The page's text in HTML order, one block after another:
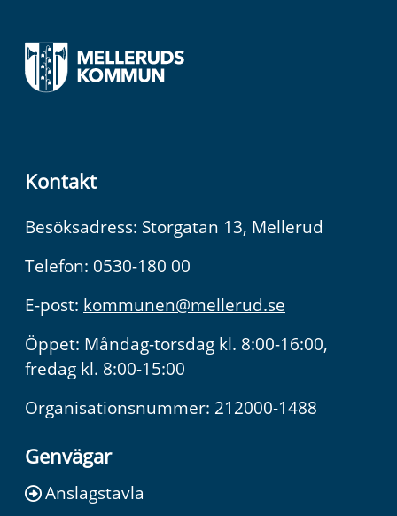
Kontakt
Besöksadress: Storgatan 13, Mellerud
Telefon: 0530-180 00
E-post: kommunen@mellerud.se
Öppet: Måndag-torsdag kl. 8:00-16:00,
fredag kl. 8:00-15:00
Organisationsnummer: 212000-1488
Genvägar
Anslagstavla